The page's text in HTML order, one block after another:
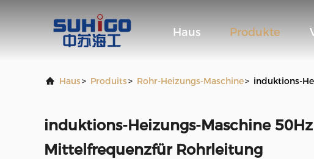
Haus Produkte
Haus> Produits> Rohr-Heizungs-Maschine> induktions-
induktions-Heizungs-Maschine 50Hz
Mittelfrequenzfür Rohrleitung